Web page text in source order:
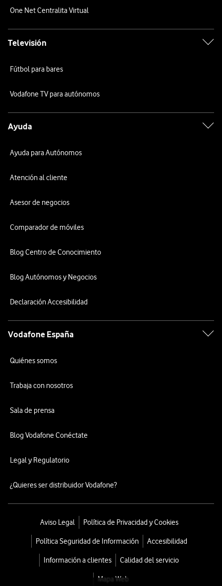
One Net Centralita Virtual
Televisión
Fútbol para bares
Vodafone TV para autónomos
Ayuda
Ayuda para Autónomos
Atención al cliente
Asesor de negocios
Comparador de móviles
Blog Centro de Conocimiento
Blog Autónomos y Negocios
Declaración Accesibilidad
Vodafone España
Quiénes somos
Trabaja con nosotros
Sala de prensa
Blog Vodafone Conéctate
Legal y Regulatorio
¿Quieres ser distribuidor Vodafone?
Aviso Legal Política de Privacidad y Cookies
Política Seguridad de Información Accesibilidad
Información a clientes Calidad del servicio
Mapa Web